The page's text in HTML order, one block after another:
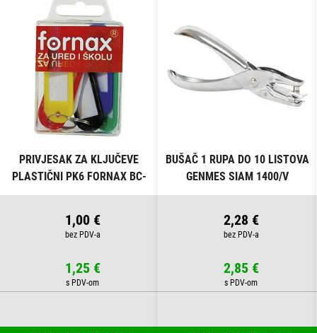
PRIVJESAK ZA KLJUČEVE
PLASTIČNI PK6 FORNAX BC-
B13 BLISTER
1,00 €
1,25 €
BUŠAČ 1 RUPA DO 10 LISTOVA
GENMES SIAM 1400/V
2,28 €
2,85 €